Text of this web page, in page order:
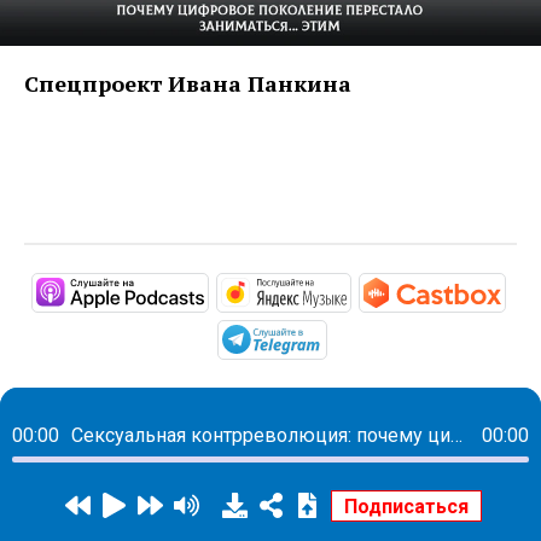
Спецпроект Ивана Панкина
https://podcasts.apple.com/ru/
https://
00:00 Сексуальная контрреволюция: почему цифровое поколение перестало заниматься этим 00:00